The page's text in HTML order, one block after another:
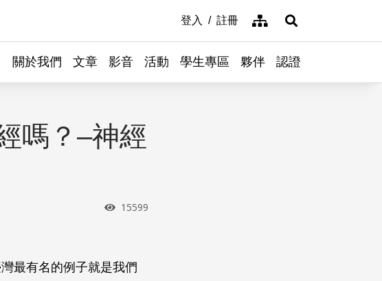
登入 註冊 網站導覽展開搜尋
關於我們 文章 影音 活動 學生專區 夥伴 認證
嗎？–神經
瀏覽次數
15599
最有名的例子就是我們